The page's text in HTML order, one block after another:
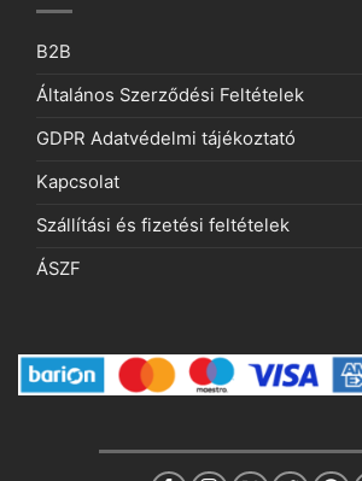
B2B
Általános Szerződési Feltételek
GDPR Adatvédelmi tájékoztató
Kapcsolat
Szállítási és fizetési feltételek
ÁSZF